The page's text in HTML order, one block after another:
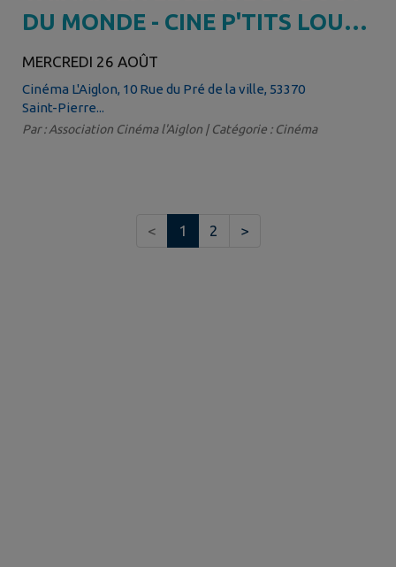
DU MONDE - CINE P'TITS LOUPS
A PARTIR DE 6 ANS
MERCREDI 26 AOÛT
Cinéma L'Aiglon, 10 Rue du Pré de la ville, 53370
Saint-Pierre...
Par : Association Cinéma l'Aiglon | Catégorie : Cinéma
< 1 2 >